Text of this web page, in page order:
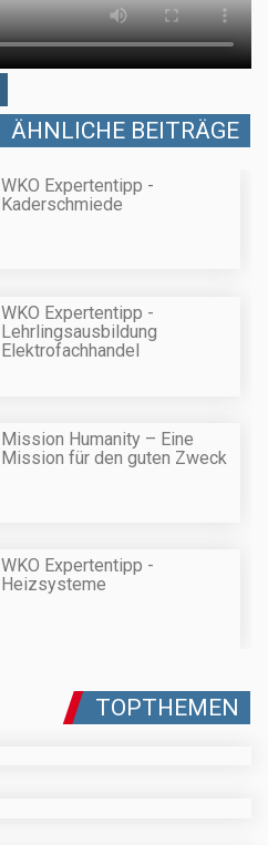
ÄHNLICHE BEITRÄGE
WKO Expertentipp -
Kaderschmiede
WKO Expertentipp -
Lehrlingsausbildung
Elektrofachhandel
Mission Humanity – Eine
Mission für den guten Zweck
WKO Expertentipp -
Heizsysteme
TOPTHEMEN